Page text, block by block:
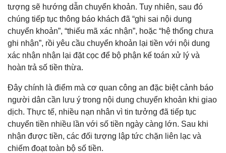
tượng sẽ hướng dẫn chuyển khoản. Tuy nhiên, sau đó
chúng tiếp tục thông báo khách đã “ghi sai nội dung
chuyển khoản”, “thiếu mã xác nhận”, hoặc “hệ thống chưa
ghi nhận”, rồi yêu cầu chuyển khoản lại tiền với nội dung
xác nhận nhận lại đặt cọc để bộ phận kế toán xử lý và
hoàn trả số tiền thừa.
Đây chính là điểm mà cơ quan công an đặc biệt cảnh báo
người dân cần lưu ý trong nội dung chuyển khoản khi giao
dịch. Thực tế, nhiều nạn nhân vì tin tưởng đã tiếp tục
chuyển tiền nhiều lần với số tiền ngày càng lớn. Sau khi
nhận được tiền, các đối tượng lập tức chặn liên lạc và
chiếm đoạt toàn bộ số tiền.